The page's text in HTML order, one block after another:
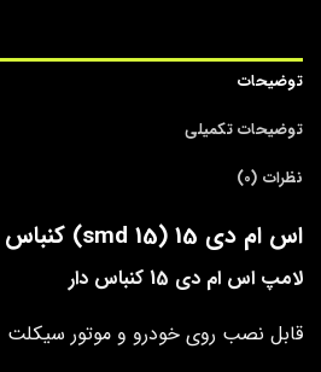
توضیحات
توضیحات تکمیلی
نظرات (0)
اس ام دی 15 (15 smd) کنباس دار
لامپ اس ام دی 15 کنباس دار
قابل نصب روی خودرو و موتور سیکلت